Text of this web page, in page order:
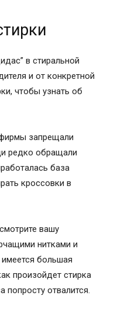
в стиральной
и от конкретной
чтобы узнать об
запрещали
редко обращали
база
кроссовки в
вашу
нитками и
большая
произойдет стирка
отвалится.